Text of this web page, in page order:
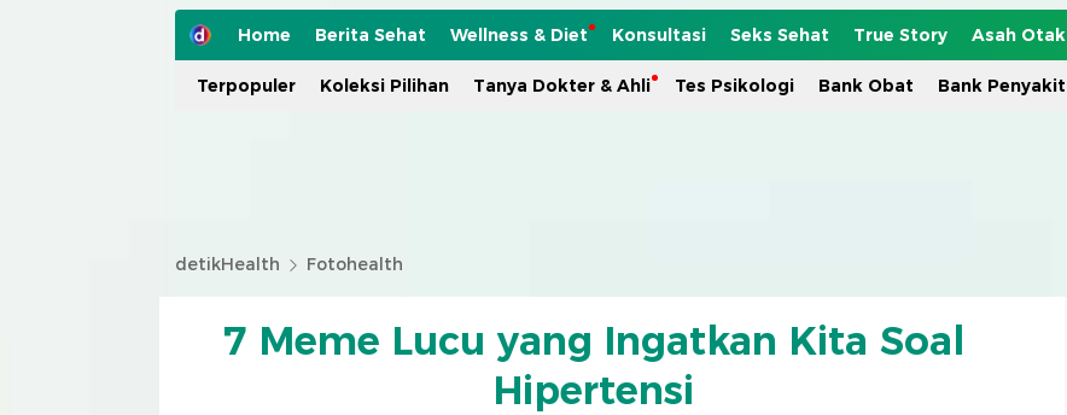
Home Berita Sehat Wellness & Diet Konsultasi Seks Sehat True Story Asah Otak
Terpopuler Koleksi Pilihan Tanya Dokter & Ahli Tes Psikologi Bank Obat Bank Penyakit
detikHealth Fotohealth
7 Meme Lucu yang Ingatkan Kita Soal
Hipertensi